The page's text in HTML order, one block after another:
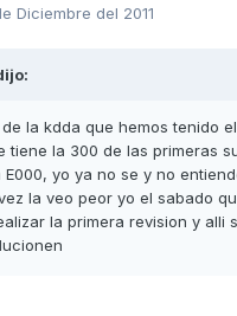
Diciembre del 2011
la kdda que hemos tenido el
tiene la 300 de las primeras
yo ya no se y no
la veo peor yo el sabado
la primera revision y alli